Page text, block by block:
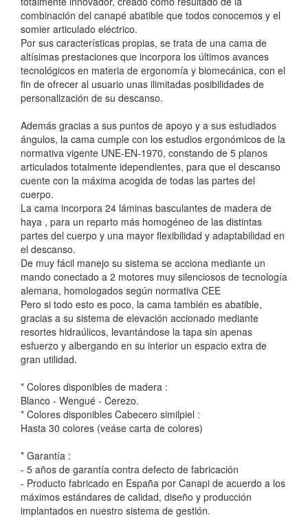
combinación del canapé abatible que todos conocemos y el
somier articulado eléctrico.
Por sus características propias, se trata de una cama de
altísimas prestaciones que incorpora los últimos avances
tecnológicos en materia de ergonomía y biomecánica, con el
fin de ofrecer al usuario unas ilimitadas posibilidades de
personalización de su descanso.
Además gracias a sus puntos de apoyo y a sus estudiados
ángulos, la cama cumple con los estudios ergonómicos de la
normativa vigente UNE-EN-1970, constando de 5 planos
articulados totalmente idependientes, para que el descanso
cuente con la máxima acogida de todas las partes del
cuerpo.
La cama incorpora 24 láminas basculantes de madera de
haya , para un reparto más homogéneo de las distintas
partes del cuerpo y una mayor flexibilidad y adaptabilidad en
el descanso.
De muy fácil manejo su sistema se acciona mediante un
mando conectado a 2 motores muy silenciosos de tecnología
alemana, homologados según normativa CEE
Pero si todo esto es poco, la cama también es abatible,
gracias a su sistema de elevación accionado mediante
resortes hidraúlicos, levantándose la tapa sin apenas
esfuerzo y albergando en su interior un espacio extra de
gran utilidad.
* Colores disponibles de madera :
Blanco - Wengué - Cerezo.
* Colores disponibles Cabecero similpiel :
Hasta 30 colores (veáse carta de colores)
* Garantía :
- 5 años de garantía contra defecto de fabricación
- Producto fabricado en España por Canapi de acuerdo a los
máximos estándares de calidad, diseño y producción
implantados en nuestro sistema de gestión.